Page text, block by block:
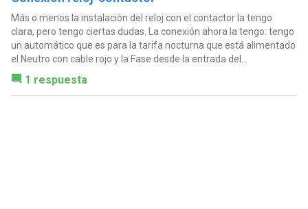
Más o menos la instalación del reloj con el contactor la tengo
clara, pero tengo ciertas dudas. La conexión ahora la tengo: tengo
un automático que es para la tarifa nocturna que está alimentado
el Neutro con cable rojo y la Fase desde la entrada del...
1 respuesta